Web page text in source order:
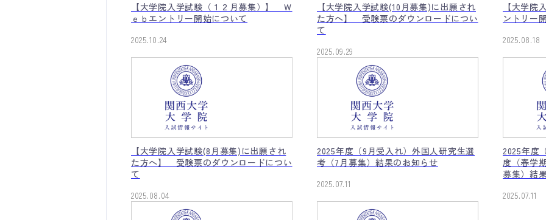
【大学院入学試験（１２月募集）】 Ｗ
ｅｂエントリー開始について
2025.10.24
【大学院入学試験(10月募集)に出願され
た方へ】 受験票のダウンロードについ
て
2025.09.29
【大学院
ントリー
2025.08.18
【大学院入学試験(8月募集)に出願され
た方へ】 受験票のダウンロードについ
て
2025.08.04
2025年度（9月受入れ）外国人研究生選
考（7月募集）結果のお知らせ
2025.07.11
2025年度
度（春学
募集）結
2025.07.11